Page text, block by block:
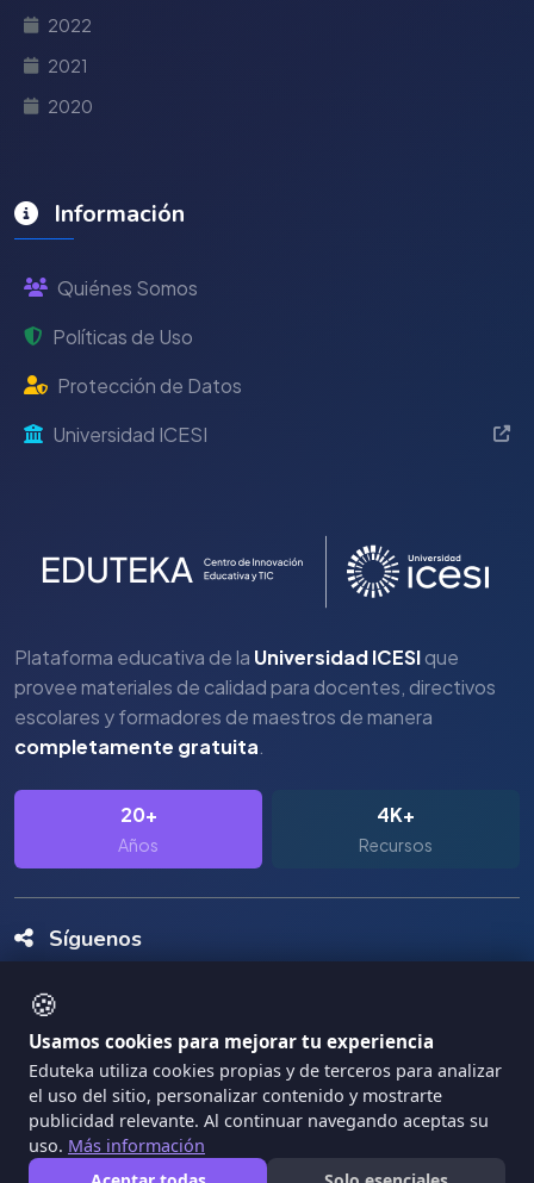
🍪
Usamos cookies para mejorar tu experiencia
Eduteka utiliza cookies propias y de terceros para analizar
el uso del sitio, personalizar contenido y mostrarte
publicidad relevante. Al continuar navegando aceptas su
uso. Más información
2022
2021
2020
Información
Quiénes Somos
Políticas de Uso
Protección de Datos
Universidad ICESI
Plataforma educativa de la Universidad ICESIque
provee materiales de calidad para docentes, directivos
escolares y formadores de maestros de manera
completamente gratuita.
20+
Años
4K+
Recursos
Síguenos
Copyright Eduteka 2001-2026 - Universidad ICESI
Términos de Servicio